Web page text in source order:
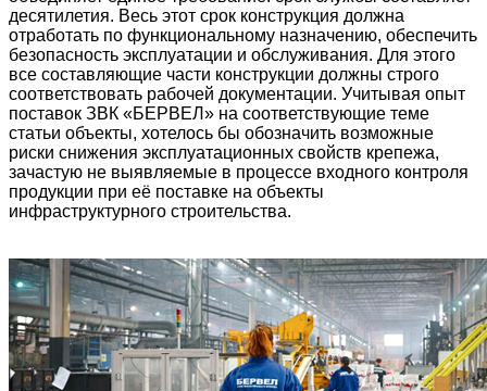
десятилетия. Весь этот срок конструкция должна
отработать по функциональному назначению, обеспечить
безопасность эксплуатации и обслуживания. Для этого
все составляющие части конструкции должны строго
соответствовать рабочей документации. Учитывая опыт
поставок ЗВК «БЕРВЕЛ» на соответствующие теме
статьи объекты, хотелось бы обозначить возможные
риски снижения эксплуатационных свойств крепежа,
зачастую не выявляемые в процессе входного контроля
продукции при её поставке на объекты
инфраструктурного строительства.